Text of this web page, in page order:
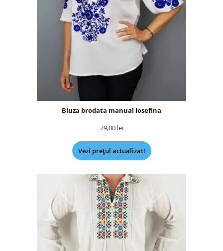
Bluza brodata manual Iosefina
79,00 lei
Vezi prețul actualizat!